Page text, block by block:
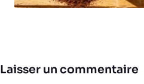
Laisser un commentaire